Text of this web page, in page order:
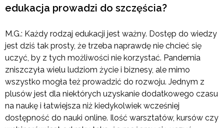
edukacja prowadzi do szczęścia?
M.G.: Każdy rodzaj edukacji jest ważny. Dostęp do wiedzy
jest dziś tak prosty, że trzeba naprawdę nie chcieć się
uczyć, by z tych możliwości nie korzystać. Pandemia
zniszczyła wielu ludziom życie i biznesy, ale mimo
wszystko mogła też prowadzić do rozwoju. Jednym z
plusów jest dla niektórych uzyskanie dodatkowego czasu
na naukę i łatwiejsza niż kiedykolwiek wcześniej
dostępność do nauki online. Ilość warsztatów, kursów czy